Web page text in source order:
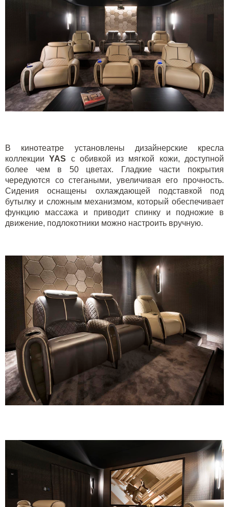
В кинотеатре установлены дизайнерские кресла
коллекцииYAS с обивкой из мягкой кожи, доступной
более чем в 50 цветах. Гладкие части покрытия
чередуются со стегаными, увеличивая его прочность.
Сидения оснащены охлаждающей подставкой под
бутылку и сложным механизмом, который обеспечивает
функцию массажа и приводит спинку и подножие в
движение, подлокотники можно настроить вручную.